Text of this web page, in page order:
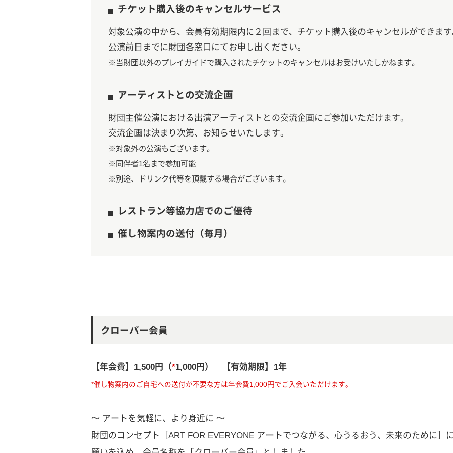
チケット購入後のキャンセルサービス
対象公演の中から、会員有効期限内に２回まで、チケット購入後のキャンセルができま
公演前日までに財団各窓口にてお申し出ください。
※当財団以外のプレイガイドで購入されたチケットのキャンセルはお受けいたしかねます。
アーティストとの交流企画
財団主催公演における出演アーティストとの交流企画にご参加いただけます。
交流企画は決まり次第、お知らせいたします。
※対象外の公演もございます。
※同伴者1名まで参加可能
※別途、ドリンク代等を頂戴する場合がございます。
レストラン等協力店でのご優待
催し物案内の送付（毎月）
クローバー会員
【年会費】1,500円（*1,000円） 【有効期限】1年
*催し物案内のご自宅への送付が不要な方は年会費1,000円でご入会いただけます。
～ アートを気軽に、より身近に ～
財団のコンセプト［ART FOR EVERYONE アートでつながる、心うるおう、未来のために］